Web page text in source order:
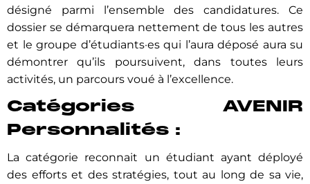
désigné parmi l’ensemble des candidatures. Ce
dossier se démarquera nettement de tous les autres
et le groupe d’étudiants·es qui l’aura déposé aura su
démontrer qu’ils poursuivent, dans toutes leurs
activités, un parcours voué à l’excellence.
Catégories AVENIR
Personnalités :
La catégorie reconnait un étudiant ayant déployé
des efforts et des stratégies, tout au long de sa vie,